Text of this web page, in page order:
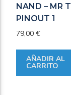
NAND – MR
PINOUT 1
79,00 €
AÑADIR AL
CARRITO